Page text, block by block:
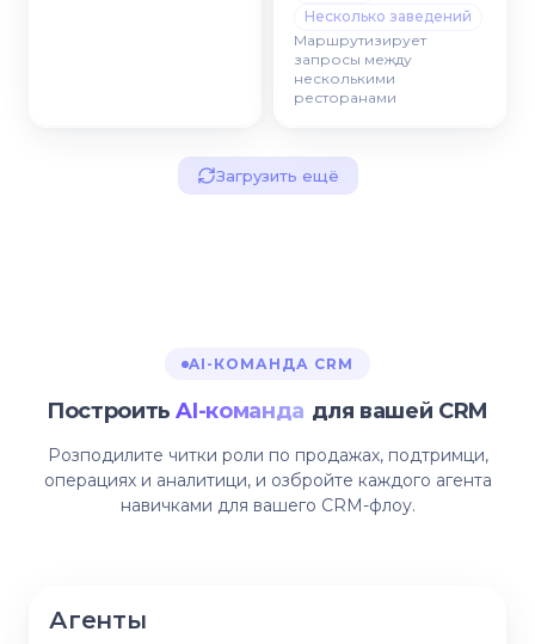
Несколько заведений
Маршрутизирует
запросы между
несколькими
ресторанами
Загрузить ещё
AI-КОМАНДА CRM
ПостроитьAI-команда для вашей CRM
Розподилите читки роли по продажах, подтримци,
операциях и аналитици, и озбройте каждого агента
навичками для вашего CRM-флоу.
Агенты